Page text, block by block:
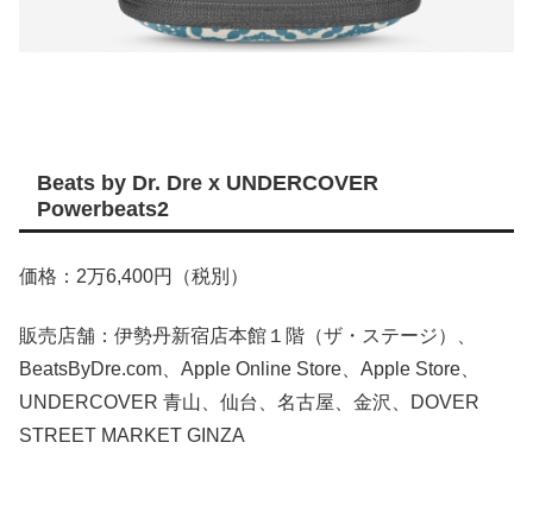
Beats by Dr. Dre x UNDERCOVER
Powerbeats2
価格：2万6,400円（税別）
販売店舗：伊勢丹新宿店本館１階（ザ・ステージ）、
BeatsByDre.com、Apple Online Store、Apple Store、
UNDERCOVER 青山、仙台、名古屋、金沢、DOVER
STREET MARKET GINZA